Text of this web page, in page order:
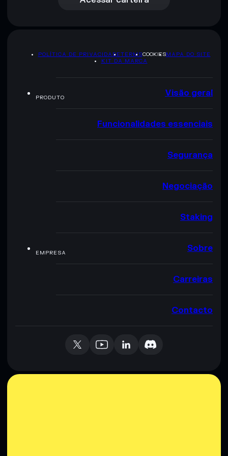
POLÍTICA DE PRIVACIDADETERMSCOOKIESMAPA DO SITE
KIT DA MARCA
PRODUTO Visão geral
Funcionalidades essenciais
Segurança
Negociação
Staking
EMPRESA Sobre
Carreiras
Contacto